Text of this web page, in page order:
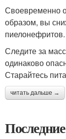
Своевременно
образом, вы
пиелонефритов.
Следите за
одинаково
Старайтесь
читать дальше →